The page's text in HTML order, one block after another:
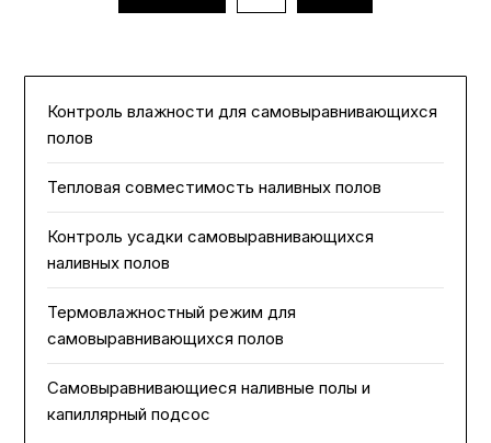
записей
Контроль влажности для самовыравнивающихся
полов
Тепловая совместимость наливных полов
Контроль усадки самовыравнивающихся
наливных полов
Термовлажностный режим для
самовыравнивающихся полов
Самовыравнивающиеся наливные полы и
капиллярный подсос